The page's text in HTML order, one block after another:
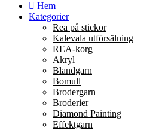
Hem
Kategorier
Rea på stickor
Kalevala utförsälning
REA-korg
Akryl
Blandgarn
Bomull
Brodergarn
Broderier
Diamond Painting
Effektgarn